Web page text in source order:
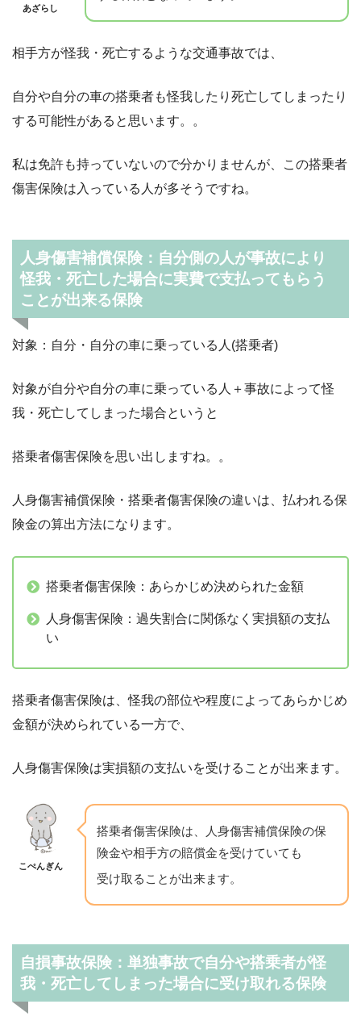
あざらし
相手方が怪我・死亡するような交通事故では、
自分や自分の車の搭乗者も怪我したり死亡してしまったり
する可能性があると思います。。
私は免許も持っていないので分かりませんが、この搭乗者
傷害保険は入っている人が多そうですね。
人身傷害補償保険：自分側の人が事故により
怪我・死亡した場合に実費で支払ってもらう
ことが出来る保険
対象：自分・自分の車に乗っている人(搭乗者)
対象が自分や自分の車に乗っている人＋事故によって怪
我・死亡してしまった場合というと
搭乗者傷害保険を思い出しますね。。
人身傷害補償保険・搭乗者傷害保険の違いは、払われる保
険金の算出方法になります。
搭乗者傷害保険：あらかじめ決められた金額
人身傷害保険：過失割合に関係なく実損額の支払
い
搭乗者傷害保険は、怪我の部位や程度によってあらかじめ
金額が決められている一方で、
人身傷害保険は実損額の支払いを受けることが出来ます。
こぺんぎん
搭乗者傷害保険は、人身傷害補償保険の保
険金や相手方の賠償金を受けていても
受け取ることが出来ます。
自損事故保険：単独事故で自分や搭乗者が怪
我・死亡してしまった場合に受け取れる保険